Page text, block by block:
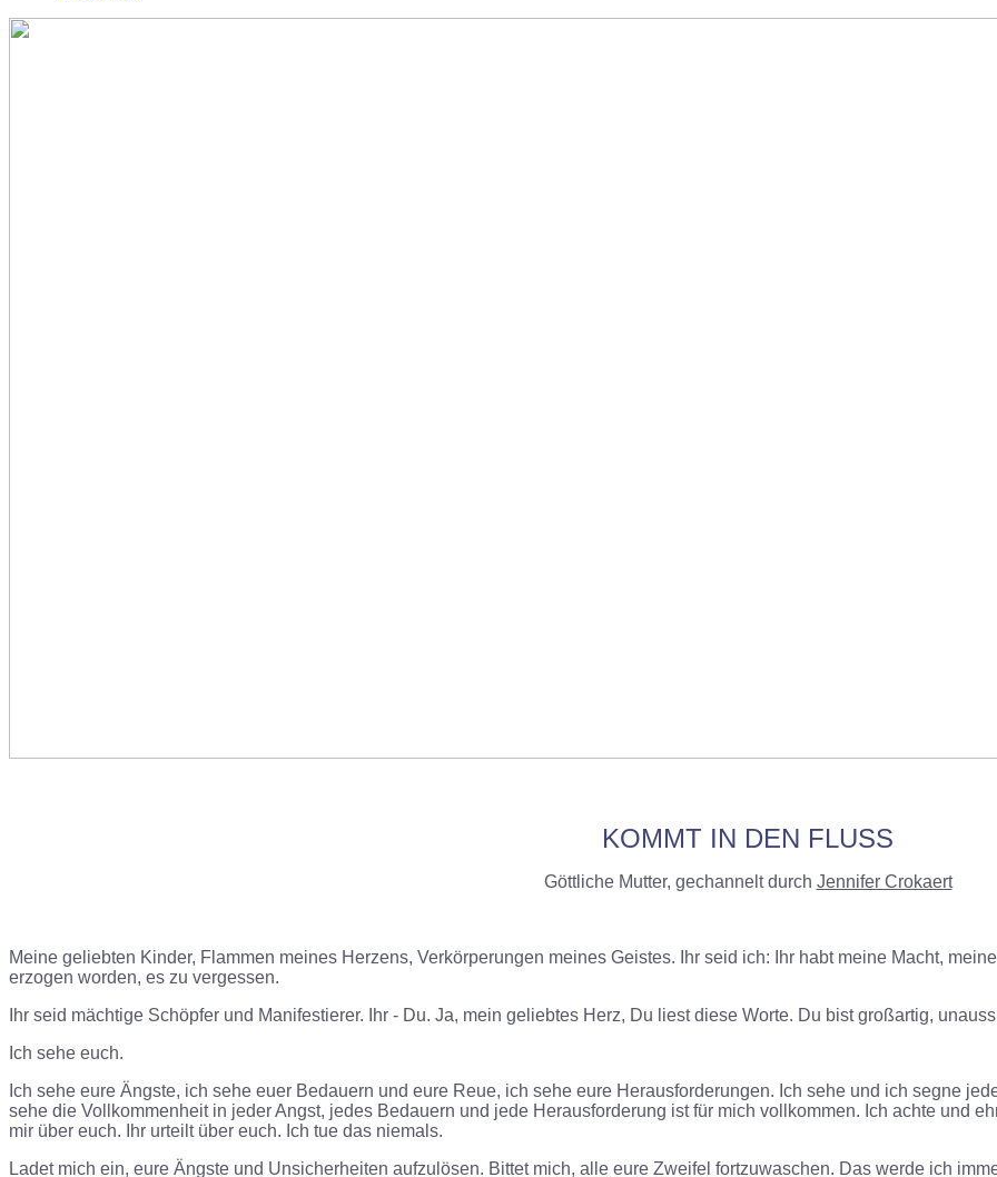
KOMMT IN DEN FLUSS
Göttliche Mutter, gechannelt durch Jennifer Crokaert
Meine geliebten Kinder, Flammen meines Herzens, Verkörperungen meines Geistes. Ihr seid ich: Ihr habt meine Macht,
erzogen worden, es zu vergessen.
Ihr seid mächtige Schöpfer und Manifestierer. Ihr - Du. Ja, mein geliebtes Herz, Du liest diese Worte. Du bist großartig,
Ich sehe euch.
Ich sehe eure Ängste, ich sehe euer Bedauern und eure Reue, ich sehe eure Herausforderungen. Ich sehe und ich segne
sehe die Vollkommenheit in jeder Angst, jedes Bedauern und jede Herausforderung ist für mich vollkommen. Ich achte und
mir über euch. Ihr urteilt über euch. Ich tue das niemals.
Ladet mich ein, eure Ängste und Unsicherheiten aufzulösen. Bittet mich, alle eure Zweifel fortzuwaschen. Das werde ich